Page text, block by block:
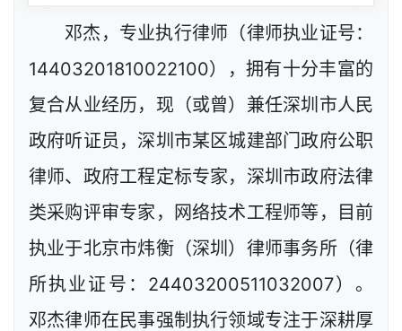
邓杰，专业执行律师（律师执业证号：
14403201810022100），拥有十分丰富的
复合从业经历，现（或曾）兼任深圳市人民
政府听证员，深圳市某区城建部门政府公职
律师、政府工程定标专家，深圳市政府法律
类采购评审专家，网络技术工程师等，目前
执业于北京市炜衡（深圳）律师事务所（律
所执业证号：24403200511032007）。
邓杰律师在民事强制执行领域专注于深耕厚